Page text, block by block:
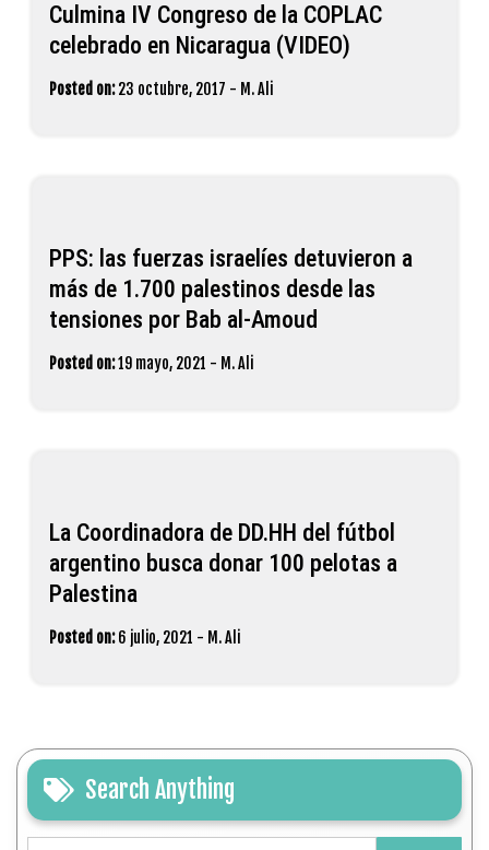
Culmina IV Congreso de la COPLAC
celebrado en Nicaragua (VIDEO)
Posted on: 23 octubre, 2017 - M. Ali
PPS: las fuerzas israelíes detuvieron a
más de 1.700 palestinos desde las
tensiones por Bab al-Amoud
Posted on:19 mayo, 2021 - M. Ali
La Coordinadora de DD.HH del fútbol
argentino busca donar 100 pelotas a
Palestina
Posted on: 6 julio, 2021 - M. Ali
Search Anything